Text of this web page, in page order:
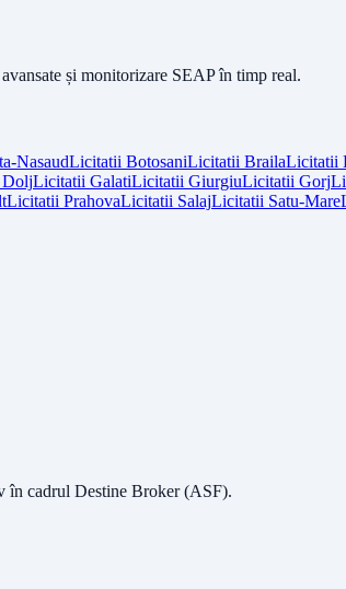
și monitorizare SEAP în timp real.
NasaudLicitatii BotosaniLicitatii BrailaLicitatii
DoljLicitatii GalatiLicitatii GiurgiuLicitatii Gorj
Licitatii PrahovaLicitatii SalajLicitatii Satu-Mare
în cadrul Destine Broker (ASF).